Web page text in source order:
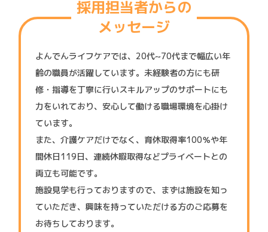
採用担当者からの
メッセージ
よんでんライフケアでは、20代~70代まで幅広い年
齢の職員が活躍しています。未経験者の方にも研
修・指導を丁寧に行いスキルアップのサポートにも
力をいれており、安心して働ける職場環境を心掛け
ています。
また、介護ケアだけでなく、育休取得率100％や年
間休日119日、連続休暇取得などプライベートとの
両立も可能です。
施設見学も行っておりますので、まずは施設を知っ
ていただき、興味を持っていただける方のご応募を
お待ちしております。